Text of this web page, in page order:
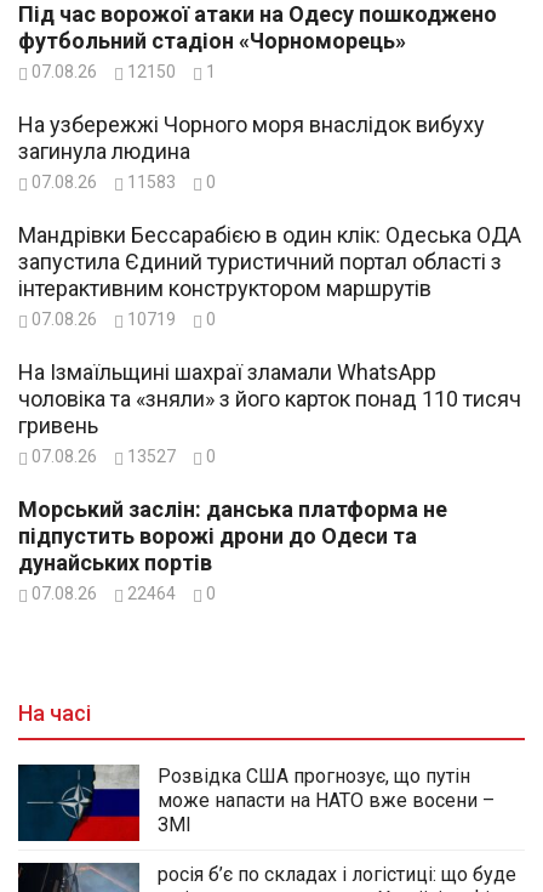
Під час ворожої атаки на Одесу пошкоджено
футбольний стадіон «Чорноморець»
07.08.26 12150 1
На узбережжі Чорного моря внаслідок вибуху
загинула людина
07.08.26 11583 0
Мандрівки Бессарабією в один клік: Одеська ОДА
запустила Єдиний туристичний портал області з
інтерактивним конструктором маршрутів
07.08.26 10719 0
На Ізмаїльщині шахраї зламали WhatsApp
чоловіка та «зняли» з його карток понад 110 тисяч
гривень
07.08.26 13527 0
Морський заслін: данська платформа не
підпустить ворожі дрони до Одеси та
дунайських портів
07.08.26 22464 0
На часі
Розвідка США прогнозує, що путін
може напасти на НАТО вже восени –
ЗМІ
росія б’є по складах і логістиці: що буде